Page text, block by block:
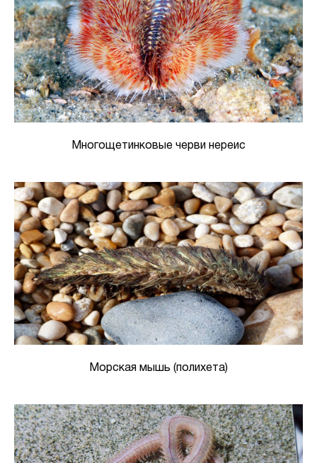
Многощетинковые черви нереис
Морская мышь (полихета)